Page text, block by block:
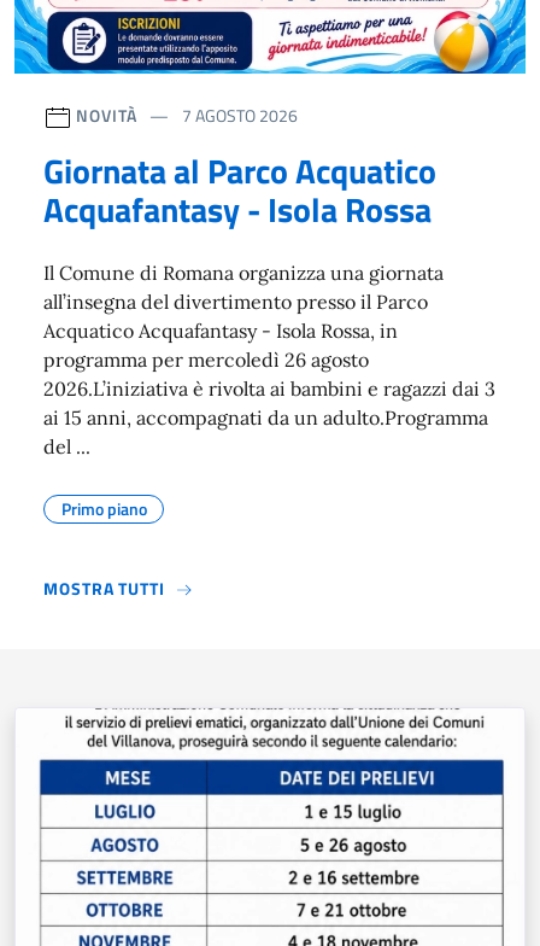
NOVITÀ 7 AGOSTO 2026
Giornata al Parco Acquatico
Acquafantasy - Isola Rossa
Il Comune di Romana organizza una giornata
all’insegna del divertimento presso il Parco
Acquatico Acquafantasy - Isola Rossa, in
programma per mercoledì 26 agosto
2026.L’iniziativa è rivolta ai bambini e ragazzi dai 3
ai 15 anni, accompagnati da un adulto.Programma
del ...
Primo piano
MOSTRA TUTTI